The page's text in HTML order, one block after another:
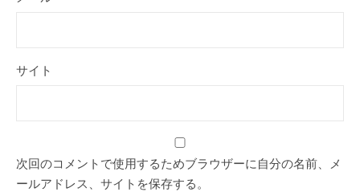
サイト
次回のコメントで使用するためブラウザーに自分の名前、メ
ールアドレス、サイトを保存する。